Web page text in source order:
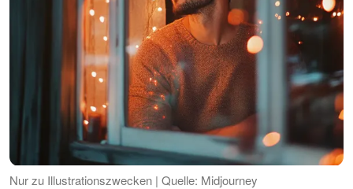
Nur zu Illustrationszwecken | Quelle: Midjourney